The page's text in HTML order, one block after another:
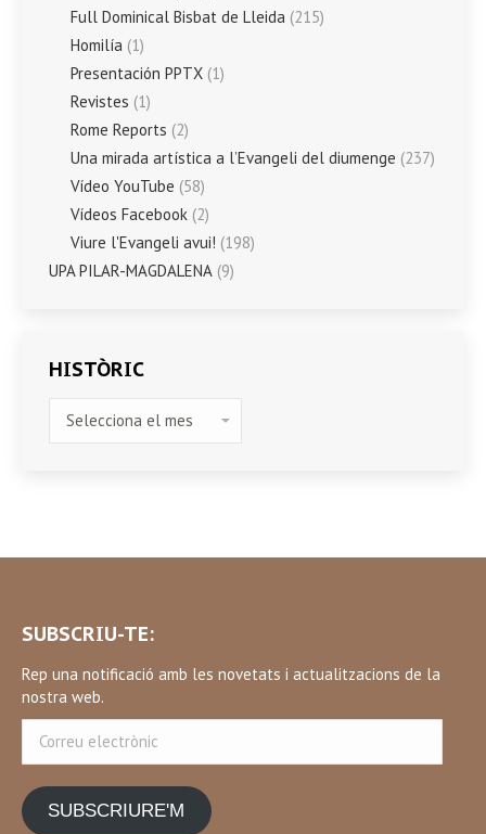
Full Dominical Bisbat de Lleida (215)
Homilía (1)
Presentación PPTX (1)
Revistes (1)
Rome Reports (2)
Una mirada artística a l’Evangeli del diumenge (237)
Vídeo YouTube (58)
Vídeos Facebook (2)
Viure l'Evangeli avui! (198)
UPA PILAR-MAGDALENA (9)
HISTÒRIC
SUBSCRIU-TE:
Rep una notificació amb les novetats i actualitzacions de la
nostra web.
electrònic
SUBSCRIURE'M